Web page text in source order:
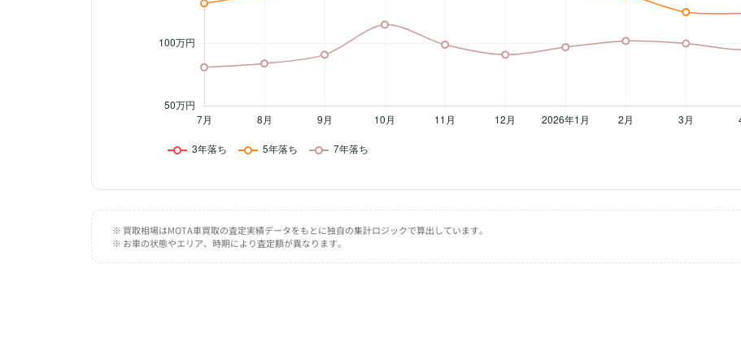
※ 買取相場はMOTA車買取の査定実績データをもとに独自の集計ロジックで算出しています。
※ お車の状態やエリア、時期により査定額が異なります。